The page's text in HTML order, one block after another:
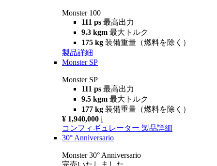
Monster 100
111 ps 最高出力
9.3 kgm 最大トルク
175 kg 装備重量（燃料を除く）
製品詳細
Monster SP
Monster SP
111 ps 最高出力
9.5 kgm 最大トルク
177 kg 装備重量（燃料を除く）
¥ 1,940,000 i
コンフィギュレーター 製品詳細
30° Anniversario
Monster 30° Anniversario
完売いたしました